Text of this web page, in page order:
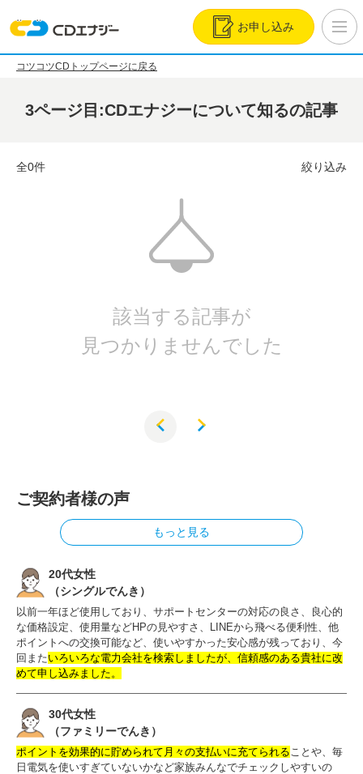
お申し込み
コツコツCDトップページに戻る
3ページ目:CDエナジーについて知るの記事
全0件 絞り込み
該当する記事が
見つかりませんでした
ご契約者様の声
もっと見る
20代女性
（シングルでんき）
以前一年ほど使用しており、サポートセンターの対応の良さ、良心的
な価格設定、使用量などHPの見やすさ、LINEから飛べる便利性、他
ポイントへの交換可能など、使いやすかった安心感が残っており、今
回またいろいろな電力会社を検索しましたが、信頼感のある貴社に改
めて申し込みました。
30代女性
（ファミリーでんき）
ポイントを効果的に貯められて月々の支払いに充てられる ことや、毎
日電気を使いすぎていないかなど家族みんなでチェックしやすいの